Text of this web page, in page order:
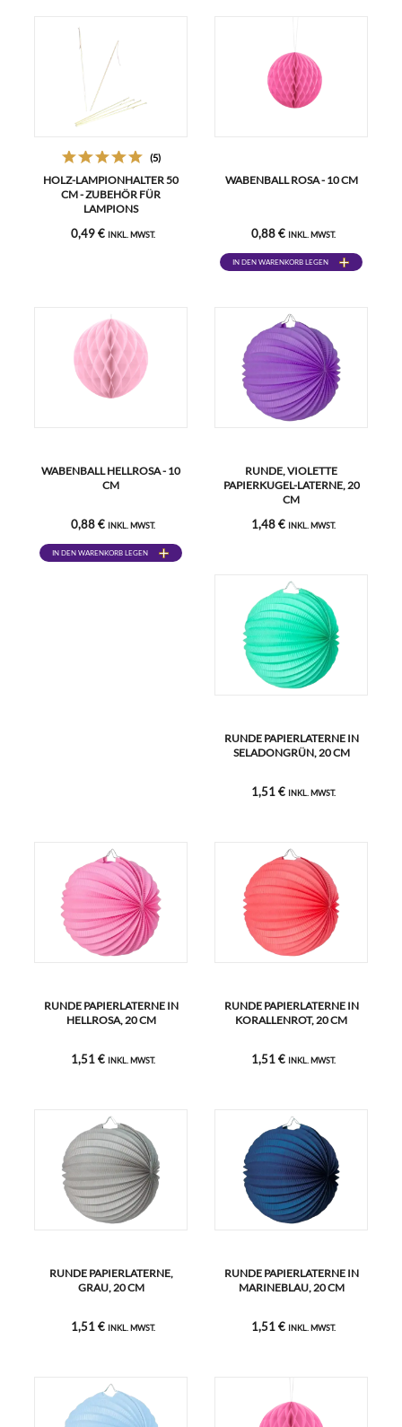
(5)
HOLZ-LAMPIONHALTER 50
CM - ZUBEHÖR FÜR
LAMPIONS
0,49 € INKL. MWST.
WABENBALL ROSA - 10 CM
0,88 € INKL. MWST.
IN DEN WARENKORB LEGEN
WABENBALL HELLROSA - 10
CM
0,88 € INKL. MWST.
IN DEN WARENKORB LEGEN
RUNDE, VIOLETTE
PAPIERKUGEL-LATERNE, 20
CM
1,48 € INKL. MWST.
RUNDE PAPIERLATERNE IN
SELADONGRÜN, 20 CM
1,51 € INKL. MWST.
RUNDE PAPIERLATERNE IN
HELLROSA, 20 CM
1,51 € INKL. MWST.
RUNDE PAPIERLATERNE IN
KORALLENROT, 20 CM
1,51 € INKL. MWST.
RUNDE PAPIERLATERNE,
GRAU, 20 CM
1,51 € INKL. MWST.
RUNDE PAPIERLATERNE IN
MARINEBLAU, 20 CM
1,51 € INKL. MWST.